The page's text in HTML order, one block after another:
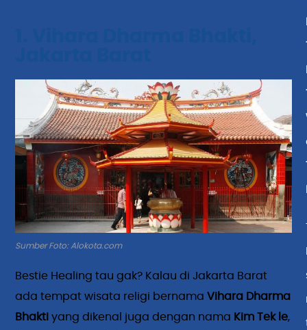
Sumber Foto: Alokota.com
Bestie Healing tau gak? Kalau di Jakarta Barat
ada tempat wisata religi bernamaVihara Dharma
Bhakti yang dikenal juga dengan nama Kim Tek le,